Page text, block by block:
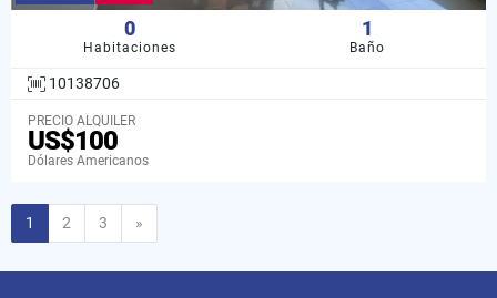
0
Habitaciones
1
Baño
10138706
PRECIO ALQUILER
US$100
Dólares Americanos
1 2 3 »